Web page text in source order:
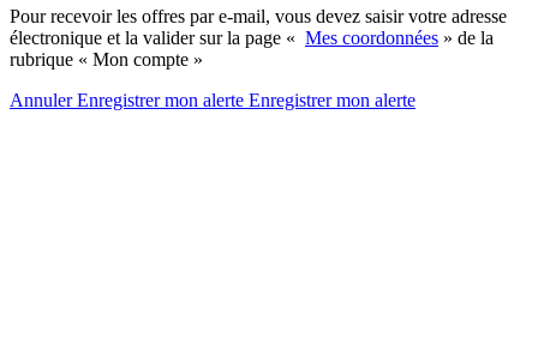
Pour recevoir les offres par e-mail, vous devez saisir votre adresse
électronique et la valider sur la page « Mes coordonnées » de la
rubrique « Mon compte »
AnnulerEnregistrer mon alerte Enregistrermon alerte